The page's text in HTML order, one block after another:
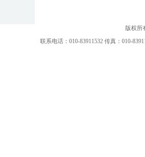
版权所
联系电话：010-83911532 传真：010-